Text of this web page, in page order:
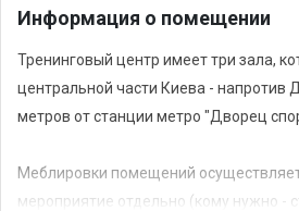
Информация о помещении
Тренинговый центр имеет три зала,
центральной части Киева - напротив
метров от станции метро "Дворец
Меблировки помещений
мероприятие отдельно (кому нужно -